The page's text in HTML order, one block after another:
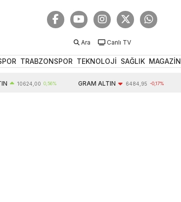
Ara Canlı TV
TRABZONSPOR TEKNOLOJİ SAĞLIK MAGAZİN
10624,00 0,56% GRAM ALTIN 6484,95 -0,17%